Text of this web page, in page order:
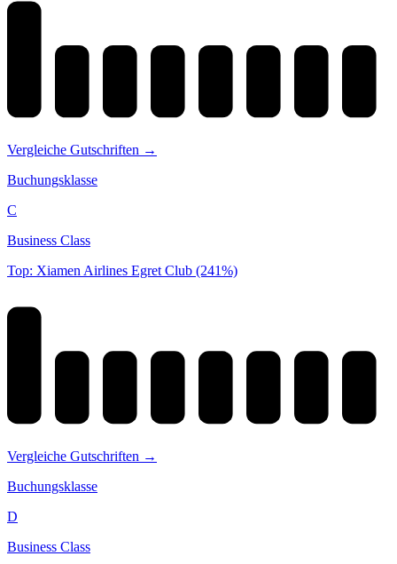
Vergleiche Gutschriften →
Buchungsklasse
C
Business Class
Top: Xiamen Airlines Egret Club (241%)
Vergleiche Gutschriften →
Buchungsklasse
D
Business Class